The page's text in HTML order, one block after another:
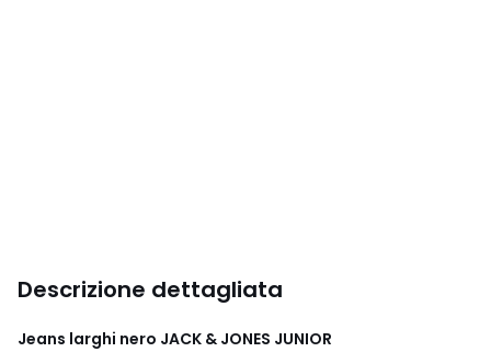
Descrizione dettagliata
Jeans larghi nero JACK & JONES JUNIOR